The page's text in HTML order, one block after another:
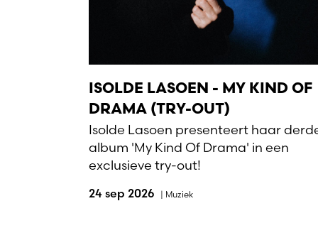
ISOLDE LASOEN - MY KIND OF
DRAMA (TRY-OUT)
Isolde Lasoen presenteert haar
album 'My Kind Of Drama' in een
exclusieve try-out!
24 sep 2026 | Muziek